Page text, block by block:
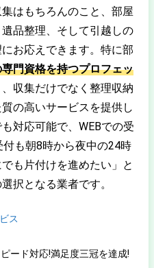
はもちろんのこと、部屋
品整理、そして引越しの
お応えできます。特に部
門資格を持つプロフェッ
収集だけでなく整理収納
の高いサービスを提供し
対応可能で、WEBでの受
も朝8時から夜中の24時
も片付けを進めたい」と
択となる業者です。
ス
ード対応!満足度三冠を達成!